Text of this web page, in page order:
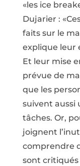
«les ice
Dujarier :
faits sur le
explique leur
Et leur mise
prévue de
que les
suivent aussi
tâches. Or,
joignent
comprendre
sont critiqués